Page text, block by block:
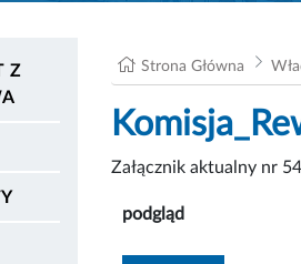
Z
Strona Główna
Załącznik aktualny nr
podgląd